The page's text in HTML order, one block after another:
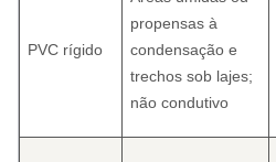
PVC rígido
propensas à
condensação e
trechos sob lajes;
não condutivo